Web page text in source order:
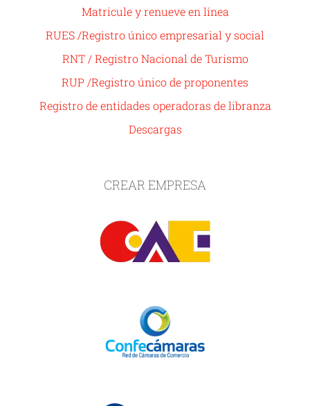
Matricule y renueve en línea
RUES /Registro único empresarial y social
RNT / Registro Nacional de Turismo
RUP /Registro único de proponentes
Registro de entidades operadoras de libranza
Descargas
CREAR EMPRESA